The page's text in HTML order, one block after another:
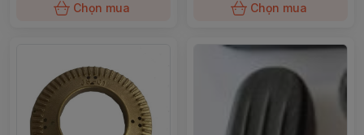
Chọn mua Chọn mua